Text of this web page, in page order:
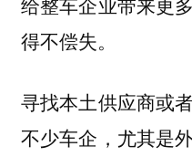
得不偿失。
寻找本土供应商或
不少车企，尤其是